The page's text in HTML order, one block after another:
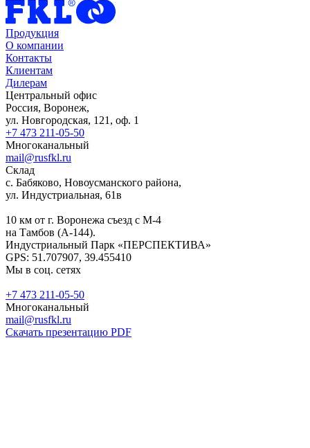
Продукция
О компании
Контакты
Клиентам
Дилерам
Центральный офис
Россия, Воронеж,
ул. Новгородская, 121, оф. 1
+7 473 211-05-50
Многоканальный
mail@rusfkl.ru
Склад
с. Бабяково, Новоусманского района,
ул. Индустриальная, 61в
10 км от г. Воронежа съезд с М-4
на Тамбов (А-144).
Индустриальный Парк «ПЕРСПЕКТИВА»
GPS: 51.707907, 39.455410
Мы в соц. сетях
+7 473 211-05-50
Многоканальный
mail@rusfkl.ru
Скачать презентацию PDF